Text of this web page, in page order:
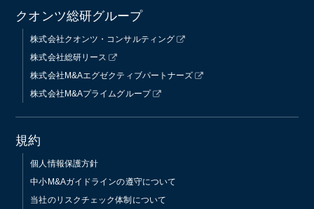
クオンツ総研グループ
株式会社クオンツ・コンサルティング
株式会社総研リース
株式会社M&Aエグゼクティブパートナーズ
株式会社M&Aプライムグループ
規約
個人情報保護方針
中小M&Aガイドラインの遵守について
当社のリスクチェック体制について